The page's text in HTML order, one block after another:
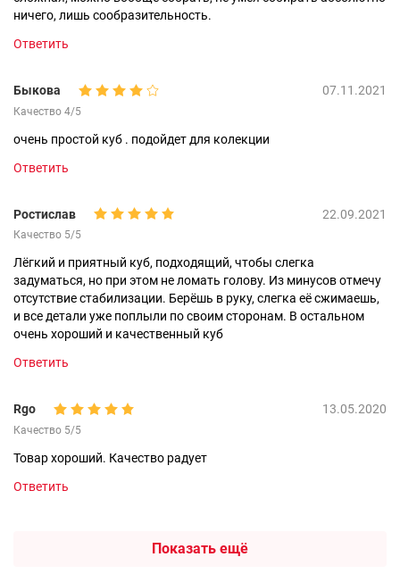
ничего, лишь сообразительность.
Ответить
Быкова 07.11.2021
Качество 4/5
очень простой куб . подойдет для колекции
Ответить
Ростислав 22.09.2021
Качество 5/5
Лёгкий и приятный куб, подходящий, чтобы слегка
задуматься, но при этом не ломать голову. Из минусов отмечу
отсутствие стабилизации. Берёшь в руку, слегка её сжимаешь,
и все детали уже поплыли по своим сторонам. В остальном
очень хороший и качественный куб
Ответить
Rgo 13.05.2020
Качество 5/5
Товар хороший. Качество радует
Ответить
Показать ещё